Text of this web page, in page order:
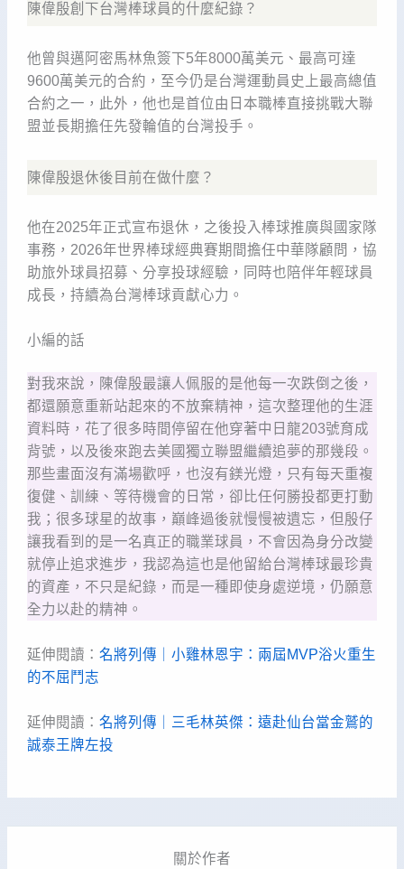
陳偉殷創下台灣棒球員的什麼紀錄？
他曾與邁阿密馬林魚簽下5年8000萬美元、最高可達
9600萬美元的合約，至今仍是台灣運動員史上最高總值
合約之一，此外，他也是首位由日本職棒直接挑戰大聯
盟並長期擔任先發輪值的台灣投手。
陳偉殷退休後目前在做什麼？
他在2025年正式宣布退休，之後投入棒球推廣與國家隊
事務，2026年世界棒球經典賽期間擔任中華隊顧問，協
助旅外球員招募、分享投球經驗，同時也陪伴年輕球員
成長，持續為台灣棒球貢獻心力。
小編的話
對我來說，陳偉殷最讓人佩服的是他每一次跌倒之後，
都還願意重新站起來的不放棄精神，這次整理他的生涯
資料時，花了很多時間停留在他穿著中日龍203號育成
背號，以及後來跑去美國獨立聯盟繼續追夢的那幾段。
那些畫面沒有滿場歡呼，也沒有鎂光燈，只有每天重複
復健、訓練、等待機會的日常，卻比任何勝投都更打動
我；很多球星的故事，巔峰過後就慢慢被遺忘，但殷仔
讓我看到的是一名真正的職業球員，不會因為身分改變
就停止追求進步，我認為這也是他留給台灣棒球最珍貴
的資產，不只是紀錄，而是一種即使身處逆境，仍願意
全力以赴的精神。
延伸閱讀： 名將列傳｜小雞林恩宇：兩屆MVP浴火重生
的不屈鬥志
延伸閱讀： 名將列傳｜三毛林英傑：遠赴仙台當金鷲的
誠泰王牌左投
關於作者